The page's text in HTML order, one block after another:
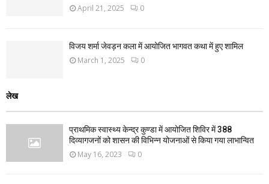
April 21, 2025 0
विजय शर्मा जेवड़न कला में आयोजित भागवत कथा में हुए शामिल
March 1, 2025 0
लेख
प्राथमिक स्वास्थ्य केन्द्र कुण्डा में आयोजित शिविर में 388
दिव्यागजनों को शासन की विभिन्न योजनाओं से किया गया लाभान्वित
May 16, 2023 0